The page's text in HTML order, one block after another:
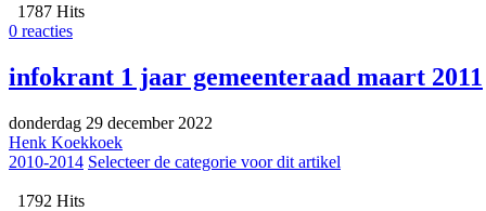
1787 Hits
0 reacties
infokrant 1 jaar gemeenteraad maart 2011
donderdag 29 december 2022
Henk Koekkoek
2010-2014 Selecteer de categorie voor dit artikel
1792 Hits